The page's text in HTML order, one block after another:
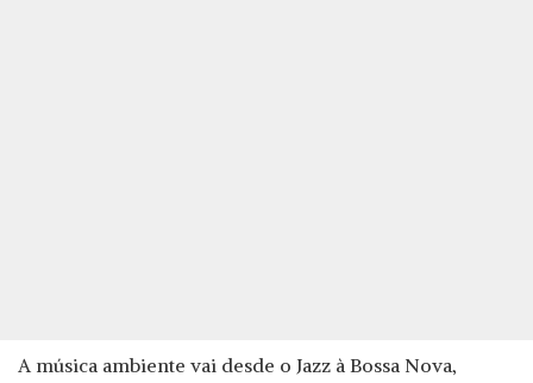
A música ambiente vai desde o Jazz à Bossa Nova,